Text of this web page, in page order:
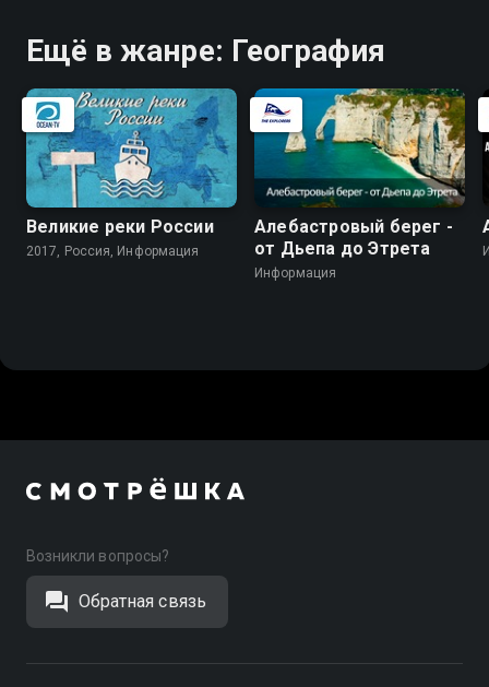
Ещё в жанре: География
Великие реки России
2017, Россия, Информация
Алебастровый берег -
от Дьепа до Этрета
Информация
Возникли вопросы?
Обратная связь